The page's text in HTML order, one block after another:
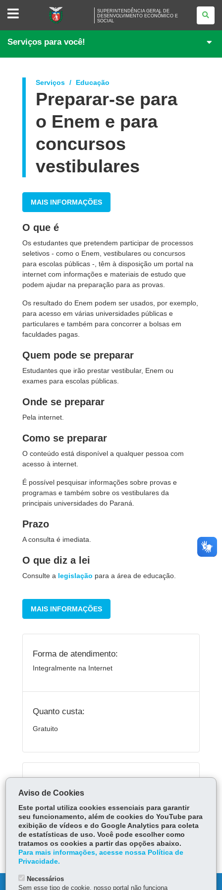
SUPERINTENDÊNCIA
DESENVOLVIMENTO
ECONÔMICO
E
SUPERINTENDÊNCIA GERAL DE
DESENVOLVIMENTO ECONÔMICO E
SOCIAL
Serviços para você!
Serviços Educação
Preparar-se para
o Enem e para
concursos
vestibulares
MAIS INFORMAÇÕES
O que é
Os estudantes que pretendem participar de processos
seletivos - como o Enem, vestibulares ou concursos
para escolas públicas -, têm à disposição um portal na
internet com informações e materiais de estudo que
podem ajudar na preparação para as provas.
Os resultado do Enem podem ser usados, por exemplo,
para acesso em várias universidades públicas e
particulares e também para concorrer a bolsas em
faculdades pagas.
Quem pode se preparar
Estudantes que irão prestar vestibular, Enem ou
exames para escolas públicas.
Onde se preparar
Pela internet.
Como se preparar
O conteúdo está disponível a qualquer pessoa com
acesso à internet.
É possível pesquisar informações sobre provas e
programas e também sobre os vestibulares da
principais universidades do Paraná.
Prazo
A consulta é imediata.
O que diz a lei
Consulte a legislação para a área de educação.
MAIS INFORMAÇÕES
Forma de atendimento:
Integralmente na Internet
Quanto custa:
Gratuito
Acessar Escola Digital
ÓRGÃO RESPONSÁVEL
DEIXE SUA OPINIÃO
DENUNCIE CORRUPÇÃO
Aviso de Cookies
Este portal utiliza cookies essenciais para garantir
seu funcionamento, além de cookies do YouTube para
exibição de vídeos e do Google Analytics para coleta
de estatísticas de uso. Você pode escolher como
tratamos os cookies a partir das opções abaixo.
Para mais informações, acesse nossa Política de
Privacidade.
Necessários
Sem esse tipo de cookie, nosso portal não funciona